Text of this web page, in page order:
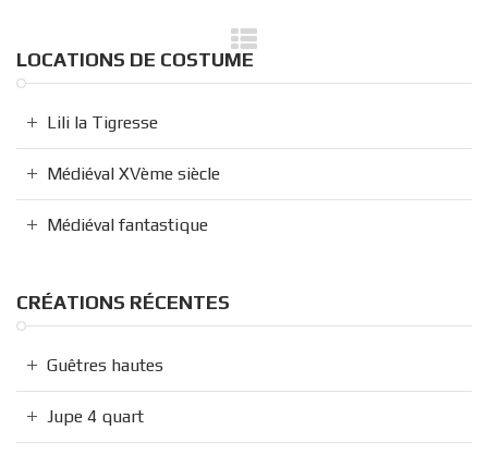
LOCATIONS DE COSTUME
Lili la Tigresse
Médiéval XVème siècle
Médiéval fantastique
CRÉATIONS RÉCENTES
Guêtres hautes
Jupe 4 quart